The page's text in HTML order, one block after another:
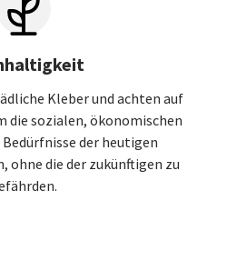
Kleber und achten auf
die sozialen, ökonomischen
der heutigen
ohne die der zukünftigen zu